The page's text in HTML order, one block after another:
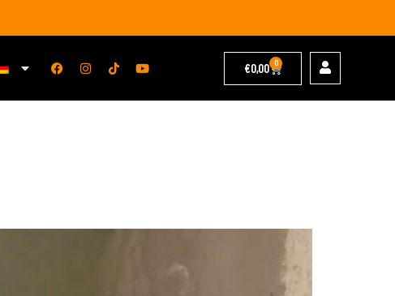
€0,00 0